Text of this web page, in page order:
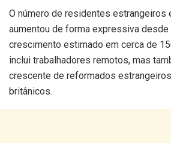
O número de residentes estrangeiros
aumentou de forma expressiva desde
crescimento estimado em cerca de
inclui trabalhadores remotos, mas
crescente de reformados
britânicos.